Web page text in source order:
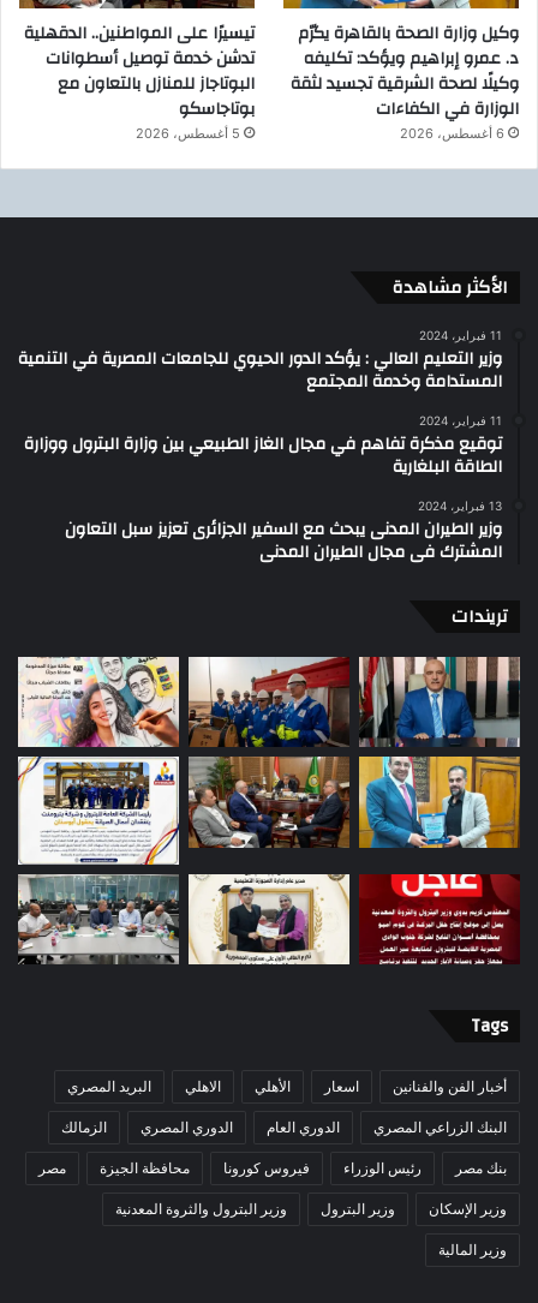
وكيل وزارة الصحة بالقاهرة يكرّم
د. عمرو إبراهيم ويؤكد: تكليفه
وكيلًا لصحة الشرقية تجسيد لثقة
الوزارة في الكفاءات
6 أغسطس، 2026
تيسيرًا على المواطنين.. الدقهلية
تدشن خدمة توصيل أسطوانات
البوتاجاز للمنازل بالتعاون مع
بوتاجاسكو
5 أغسطس، 2026
الأكثر مشاهدة
11 فبراير، 2024
وزير التعليم العالي : يؤكد الدور الحيوي للجامعات المصرية في التنمية
المستدامة وخدمة المجتمع
11 فبراير، 2024
توقيع مذكرة تفاهم في مجال الغاز الطبيعي بين وزارة البترول ووزارة
الطاقة البلغارية
13 فبراير، 2024
وزير الطيران المدنى يبحث مع السفير الجزائرى تعزيز سبل التعاون
المشترك فى مجال الطيران المدنى
تريندات
Tags
أخبار الفن والفنانين اسعار الأهلي الاهلي البريد المصري
البنك الزراعي المصري الدوري العام الدوري المصري الزمالك
بنك مصر رئيس الوزراء فيروس كورونا محافظة الجيزة مصر
وزير الإسكان وزير البترول وزير البترول والثروة المعدنية
وزير المالية